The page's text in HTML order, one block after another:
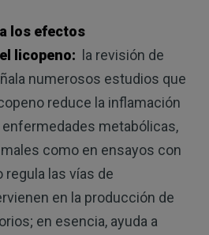
los efectos
licopeno:
la revisión de
numerosos estudios que
reduce la inflamación
metabólicas,
como en ensayos con
regula las vías de
en la producción de
en esencia, ayuda a